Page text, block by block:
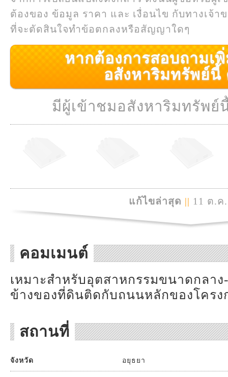
ต้องของ ข้อมูล ราคา และ เงื่อนไข กับทางเจ้
ที่จะตัดสินใจทำข้อตกลงหรือสัญญาใดๆ
หากต้องการสอบถามเ
อสังหาริมทรัพย์นี้
มีผู้เข้าชมอสังหาริมทรัพย์
แก้ไขล่าสุด || 11 ต.ค
คอมเมนต์
เหมาะสำหรับอุตสาหกรรมขนาดกลา
ข้างของที่ดินติดกับถนนหลักของโครง
สถานที่
จังหวัด อยุธยา